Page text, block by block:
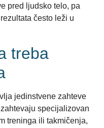
pred ljudsko telo, pa
često leži u
treba
jedinstvene zahteve
specijalizovan
treninga ili takmičenja,